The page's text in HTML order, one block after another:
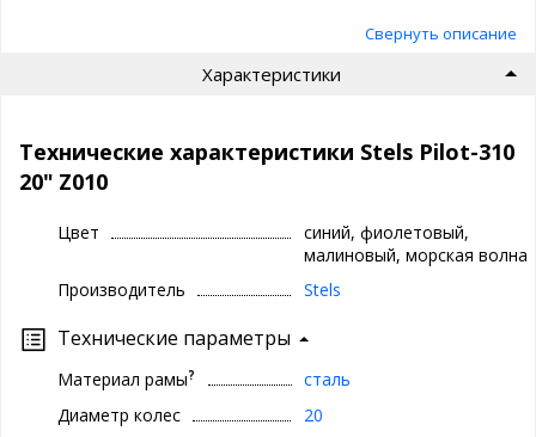
Свернуть описание
Характеристики
Технические характеристики Stels Pilot-310
20" Z010
Цвет
синий, фиолетовый,
малиновый, морская волна
Производитель
Stels
Технические параметры
Материал рамы?
сталь
Диаметр колес
20